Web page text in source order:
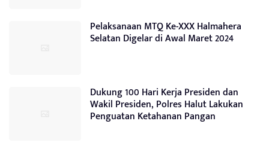
Pelaksanaan MTQ Ke-XXX Halmahera
Selatan Digelar di Awal Maret 2024
Dukung 100 Hari Kerja Presiden dan
Wakil Presiden, Polres Halut Lakukan
Penguatan Ketahanan Pangan